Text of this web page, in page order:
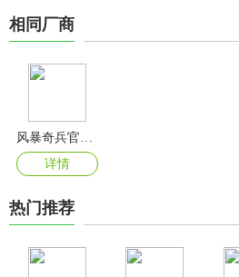
相同厂商
详情
热门推荐